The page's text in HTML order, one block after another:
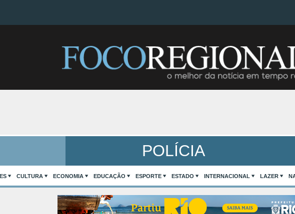
POLÍCIA
CULTURA ECONOMIA EDUCAÇÃO ESPORTE ESTADO INTERNACIONAL LAZER